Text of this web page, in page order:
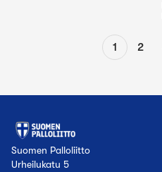
1 2
Suomen Palloliitto
Urheilukatu 5